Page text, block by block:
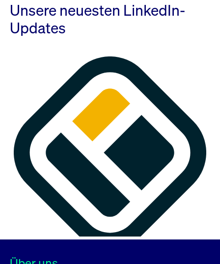
Unsere neuesten LinkedIn-
Updates